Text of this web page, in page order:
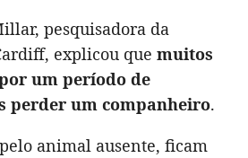
pesquisadora da
explicou que muitos
um período de
perder um companheiro.
animal ausente, ficam